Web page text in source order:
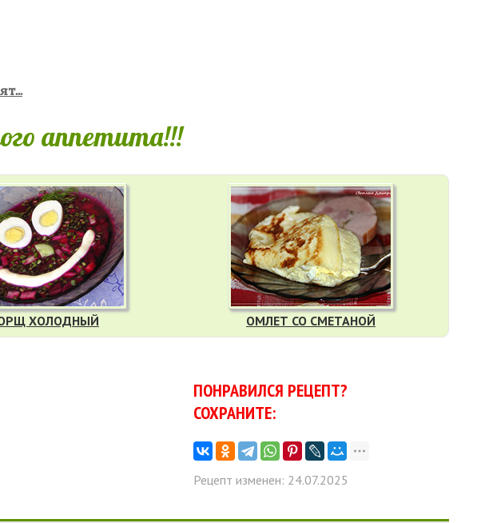
аппетита!!!
ХОЛОДНЫЙ ОМЛЕТ СО СМЕТАНОЙ
ПОНРАВИЛСЯ РЕЦЕПТ?
СОХРАНИТЕ:
Рецепт изменен: 24.07.2025